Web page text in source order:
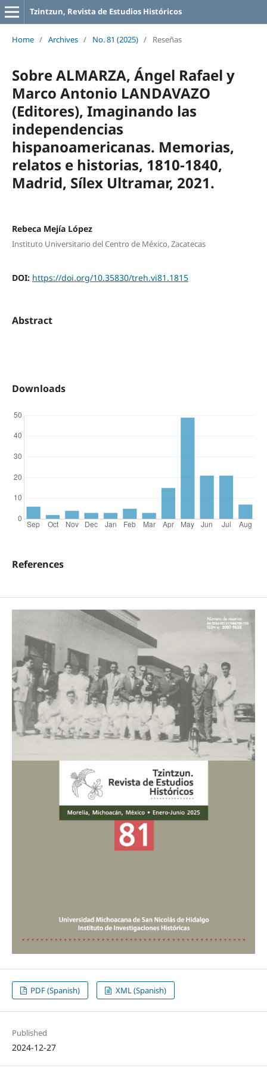
Tzintzun, Revista de Estudios Históricos
Home / Archives / No. 81 (2025) / Reseñas
Sobre ALMARZA, Ángel Rafael y
Marco Antonio LANDAVAZO
(Editores), Imaginando las
independencias
hispanoamericanas. Memorias,
relatos e historias, 1810-1840,
Madrid, Sílex Ultramar, 2021.
Rebeca Mejía López
Instituto Universitario del Centro de México, Zacatecas
DOI: https://doi.org/10.35830/treh.vi81.1815
Abstract
Downloads
References
PDF (Spanish) XML (Spanish)
Published
2024-12-27